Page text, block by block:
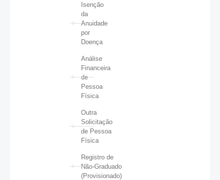
Isenção
da
Anuidade
por
Doença
Análise
Financeira
de
Pessoa
Física
Outra
Solicitação
de Pessoa
Física
Registro de
Não-Graduado
(Provisionado)